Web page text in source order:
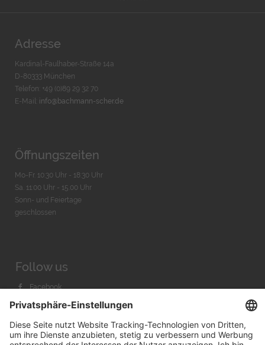
Adresse
Kardinal-Faulhaber-Straße 14a
D-80333 München
Telefon: +49 (0)89 29 32 70
E-Mail: info@bachmann-scher.de
Öffnungszeiten
Mo-Fr. 10:30 Uhr - 18:30 Uhr
Sa. 11:00 Uhr - 15.00 Uhr
Sonn- und Feiertage
geschlossen
Follow us
Facebook
Instagram
Youtube